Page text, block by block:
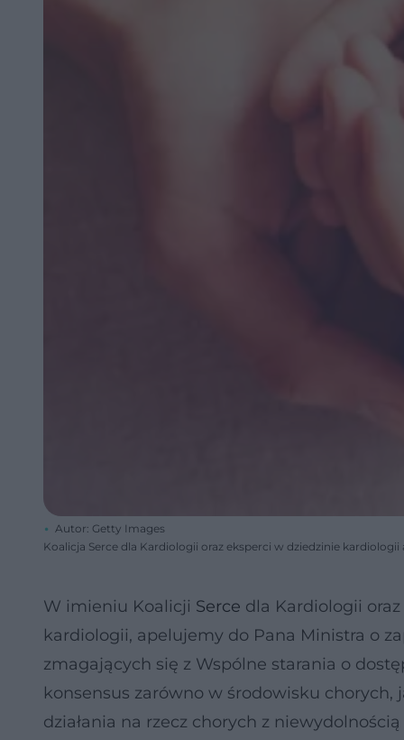
Autor: Getty Images
Koalicja Serce dla Kardiologii oraz eksperci w dziedzinie
W imieniu Koalicji Serce dla Kardiologii
kardiologii, apelujemy do Pana Ministra o
zmagających się z Wspólne starania o
konsensus zarówno w środowisku
działania na rzecz chorych z